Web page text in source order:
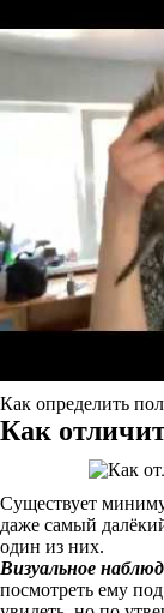
Как определить
Как
Существует
даже самый
один из них.
Визуальное
посмотреть ему